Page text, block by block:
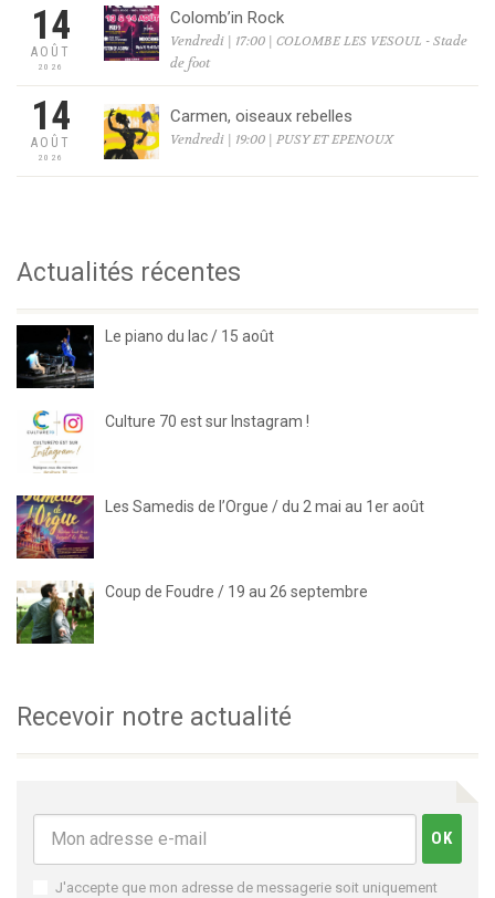
14
AOÛT
2026
Colomb’in Rock
Vendredi | 17:00 | COLOMBE LES VESOUL - Stade
de foot
14
AOÛT
2026
Carmen, oiseaux rebelles
Vendredi | 19:00 | PUSY ET EPENOUX
Actualités récentes
Le piano du lac / 15 août
Culture 70 est sur Instagram !
Les Samedis de l’Orgue / du 2 mai au 1er août
Coup de Foudre / 19 au 26 septembre
Recevoir notre actualité
J'accepte que mon adresse de messagerie soit uniquement